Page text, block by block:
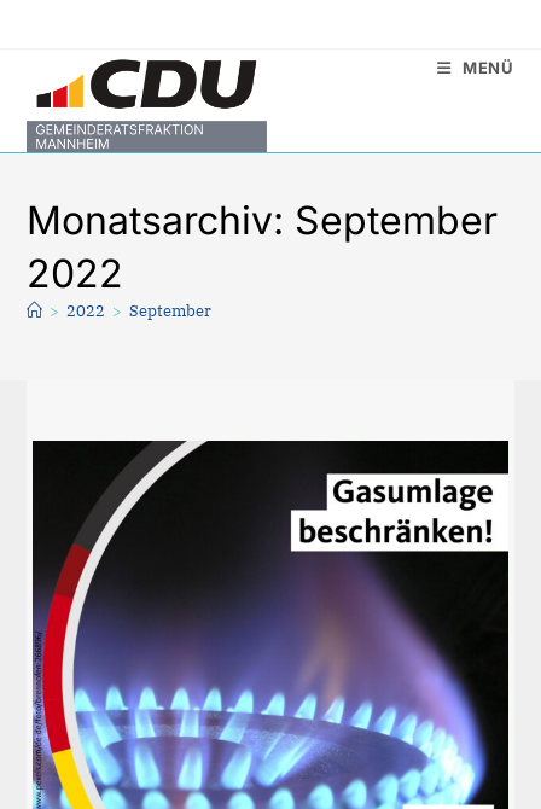
MENÜ
Monatsarchiv: September
2022
> 2022 > September